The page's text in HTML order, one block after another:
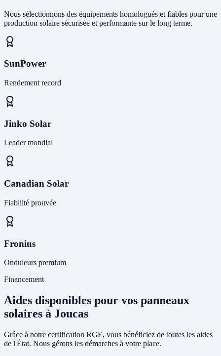
Nous sélectionnons des équipements homologués et fiables pour une
production solaire sécurisée et performante sur le long terme.
SunPower
Rendement record
Jinko Solar
Leader mondial
Canadian Solar
Fiabilité prouvée
Fronius
Onduleurs premium
Financement
Aides disponibles pour vos panneaux
solaires à Joucas
Grâce à notre certification RGE, vous bénéficiez de toutes les aides
de l'État. Nous gérons les démarches à votre place.